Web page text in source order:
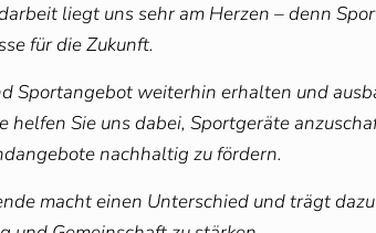
liegt uns sehr am Herzen – denn
für die Zukunft.
Sportangebot weiterhin erhalten und
helfen Sie uns dabei, Sportgeräte
nachhaltig zu fördern.
macht einen Unterschied und trägt